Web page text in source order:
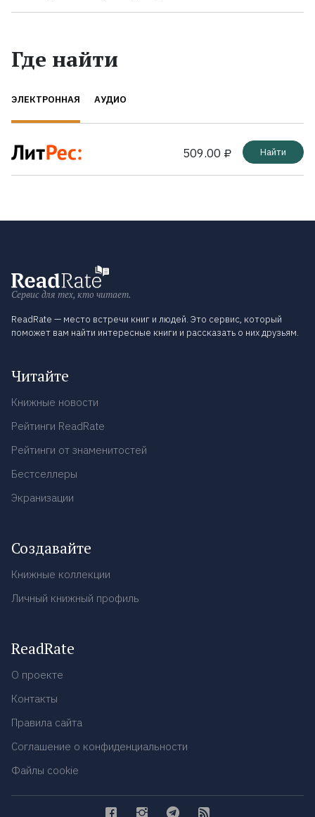
Где найти
ЭЛЕКТРОННАЯ АУДИО
509.00 ₽ Найти
Сервис для тех, кто читает.
ReadRate — место встречи книг и людей. Это сервис, который
поможет вам найти интересные книги и рассказать о них друзьям.
Читайте
Книжные новости
Рейтинги ReadRate
Рейтинги от знаменитостей
Бестселлеры
Экранизации
Создавайте
Книжные коллекции
Личный книжный профиль
ReadRate
О проекте
Контакты
Правила сайта
Соглашение о конфиденциальности
Файлы cookie